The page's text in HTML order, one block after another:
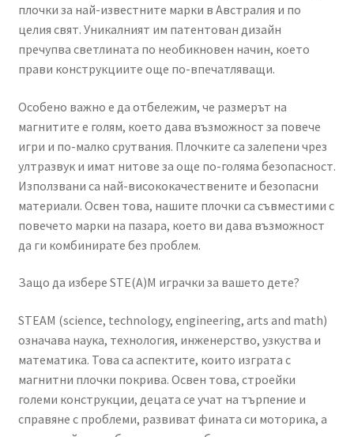
плочки за най-известните марки в Австралия и по
целия свят. Уникалният им патентован дизайн
пречупва светлината по необикновен начин, което
прави конструкциите още по-впечатляващи.
Особено важно е да отбележим, че размерът на
магнитите е голям, което дава възможност за повече
игри и по-малко срутвания. Плочките са залепени чрез
ултразвук и имат нитове за още по-голяма безопасност.
Използвани са най-висококачествените и безопасни
материали. Освен това, нашите плочки са съвместими с
повечето марки на пазара, което ви дава възможност
да ги комбинирате без проблем.
Защо да избере STE(A)M играчки за вашето дете?
STEAM (science, technology, engineering, arts and math)
означава наука, технология, инженерство, узкуства и
математика. Това са аспектите, които изграта с
магнитни плочки покрива. Освен това, строейки
големи конструкции, децата се учат на търпение и
справяне с проблеми, развиват фината си моторика, а